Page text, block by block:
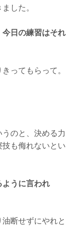
した。
日の練習はそれ
ってもらって。
のと、決める力
も侮れないとい
ように言われ
断せずにやれと